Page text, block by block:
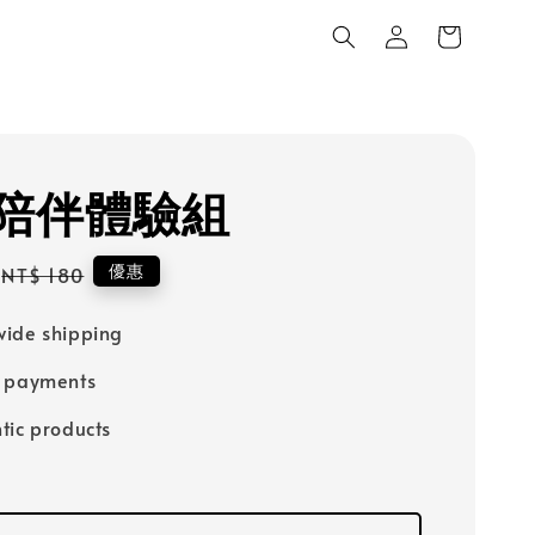
伴體驗組
Regular
NT$ 180 優惠
shipping
payments
products